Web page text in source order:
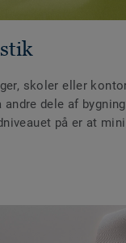
skoler eller
dele af
på er at